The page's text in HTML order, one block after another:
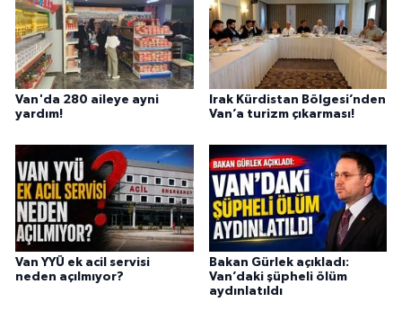
Van'da 280 aileye ayni
yardım!
Irak Kürdistan Bölgesi’nden
Van’a turizm çıkarması!
Van YYÜ ek acil servisi
neden açılmıyor?
Bakan Gürlek açıkladı:
Van’daki şüpheli ölüm
aydınlatıldı